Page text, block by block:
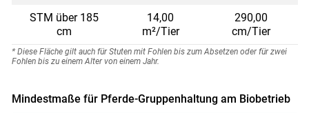
STM über 185
cm
14,00
m²/Tier
290,00
cm/Tier
* Diese Fläche gilt auch für Stuten mit Fohlen bis zum Absetzen oder für zwei
Fohlen bis zu einem Alter von einem Jahr.
Mindestmaße für Pferde-Gruppenhaltung am Biobetrieb